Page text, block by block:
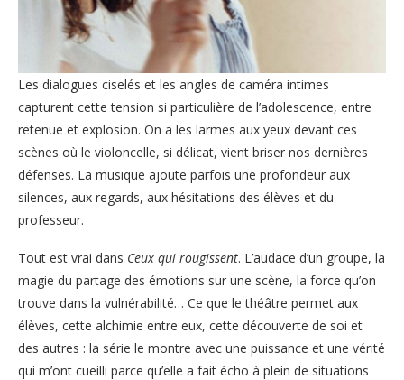
Les dialogues ciselés et les angles de caméra intimes
capturent cette tension si particulière de l’adolescence, entre
retenue et explosion. On a les larmes aux yeux devant ces
scènes où le violoncelle, si délicat, vient briser nos dernières
défenses. La musique ajoute parfois une profondeur aux
silences, aux regards, aux hésitations des élèves et du
professeur.
Tout est vrai dans Ceux qui rougissent. L’audace d’un groupe, la
magie du partage des émotions sur une scène, la force qu’on
trouve dans la vulnérabilité… Ce que le théâtre permet aux
élèves, cette alchimie entre eux, cette découverte de soi et
des autres : la série le montre avec une puissance et une vérité
qui m’ont cueilli parce qu’elle a fait écho à plein de situations